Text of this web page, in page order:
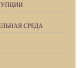
СРЕДА